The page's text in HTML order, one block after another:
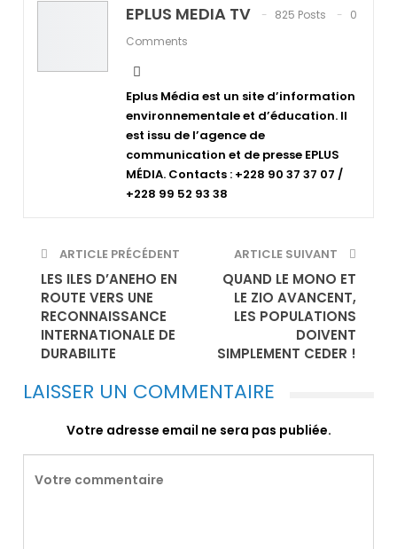
EPLUS MEDIA TV 825 Posts
0
Comments
Eplus Média est un site d’information
environnementale et d’éducation. Il
est issu de l’agence de
communication et de presse EPLUS
MÉDIA. Contacts : +228 90 37 37 07 /
+228 99 52 93 38
ARTICLE PRÉCÉDENT
LES ILES D’ANEHO EN
ROUTE VERS UNE
RECONNAISSANCE
INTERNATIONALE DE
DURABILITE
ARTICLE SUIVANT
QUAND LE MONO ET
LE ZIO AVANCENT,
LES POPULATIONS
DOIVENT
SIMPLEMENT CEDER !
LAISSER UN COMMENTAIRE
Votre adresse email ne sera pas publiée.